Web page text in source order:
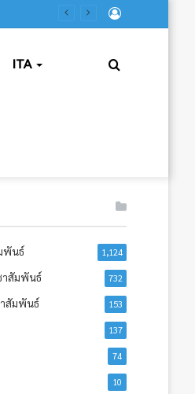
ลงชื่อ
ITA
พันธ์ 1,124
าสัมพันธ์ 732
าสัมพันธ์ 153
137
74
10